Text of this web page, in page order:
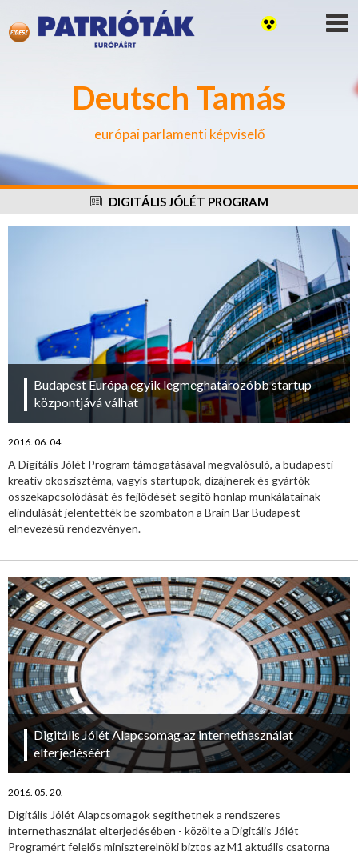
Deutsch Tamás
európai parlamenti képviselő
DIGITÁLIS JÓLÉT PROGRAM
Budapest Európa egyik legmeghatározóbb startup
központjává válhat
2016. 06. 04.
A Digitális Jólét Program támogatásával megvalósuló, a budapesti
kreatív ökoszisztéma, vagyis startupok, dizájnerek és gyártók
összekapcsolódását és fejlődését segítő honlap munkálatainak
elindulását jelentették be szombaton a Brain Bar Budapest
elnevezésű rendezvényen.
Digitális Jólét Alapcsomag az internethasználat
elterjedéséért
2016. 05. 20.
Digitális Jólét Alapcsomagok segíthetnek a rendszeres
internethasználat elterjedésében - közölte a Digitális Jólét
Programért felelős miniszterelnöki biztos az M1 aktuális csatorna